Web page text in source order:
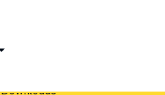
Sendungsverfolgung
Downloads